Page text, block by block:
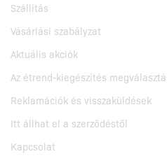
Szállítás
Vásárlási szabályzat
Aktuális akciók
Az étrend-kiegészítés
Reklamációk és visszaküldések
Itt állhat el a szerződéstől
Kapcsolat